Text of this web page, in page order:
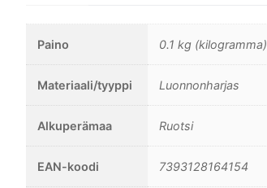
Paino 0.1 kg (kilogramma)
Materiaali/tyyppi Luonnonharjas
Alkuperämaa Ruotsi
EAN-koodi 7393128164154